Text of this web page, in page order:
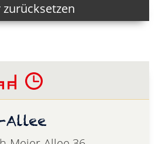
zurücksetzen
Allee